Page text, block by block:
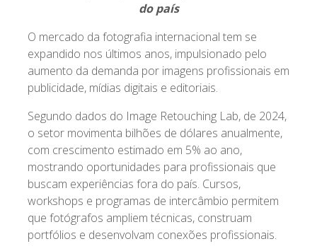
do país
O mercado da fotografia internacional tem se
expandido nos últimos anos, impulsionado pelo
aumento da demanda por imagens profissionais em
publicidade, mídias digitais e editoriais.
Segundo dados do Image Retouching Lab, de 2024,
o setor movimenta bilhões de dólares anualmente,
com crescimento estimado em 5% ao ano,
mostrando oportunidades para profissionais que
buscam experiências fora do país. Cursos,
workshops e programas de intercâmbio permitem
que fotógrafos ampliem técnicas, construam
portfólios e desenvolvam conexões profissionais.